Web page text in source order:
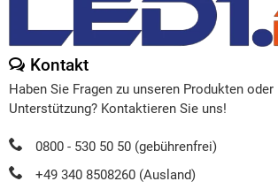
Kontakt
Haben Sie Fragen zu unseren Produkten
Unterstützung? Kontaktieren Sie uns!
0800 - 530 50 50 (gebührenfrei)
+49 340 8508260 (Ausland)